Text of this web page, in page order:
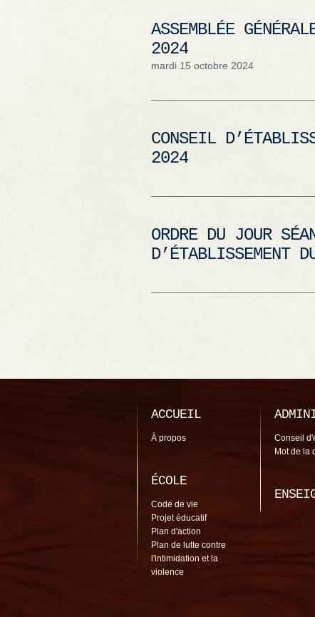
ASSEMBLÉE
2024
mardi 15 octobre 2024
CONSEIL
2024
ORDRE DU JOUR
D’ÉTABLISSEMENT
ACCUEIL
À propos
ÉCOLE
Code de vie
Projet éducatif
Plan d'action
Plan de lutte contre
l'intimidation et la
violence
Conseil
Mot de la